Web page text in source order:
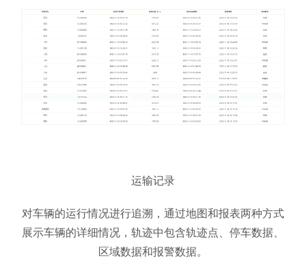
运输记录
对车辆的运行情况进行追溯，通过地图和报表两种方式
展示车辆的详细情况，轨迹中包含轨迹点、停车数据、
区域数据和报警数据。